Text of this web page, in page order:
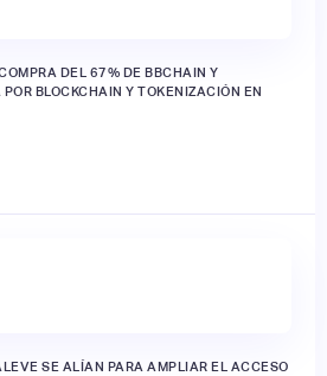
DEL 67% DE BBCHAIN Y
BLOCKCHAIN Y TOKENIZACIÓN EN
SE ALÍAN PARA AMPLIAR EL ACCESO